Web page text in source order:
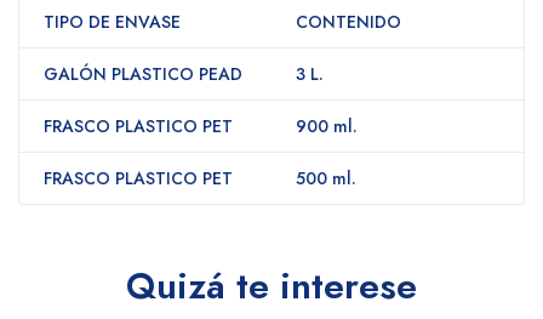
TIPO DE ENVASE CONTENIDO
GALÓN PLASTICO PEAD 3 L.
FRASCO PLASTICO PET 900 ml.
FRASCO PLASTICO PET 500 ml.
Quizá te interese